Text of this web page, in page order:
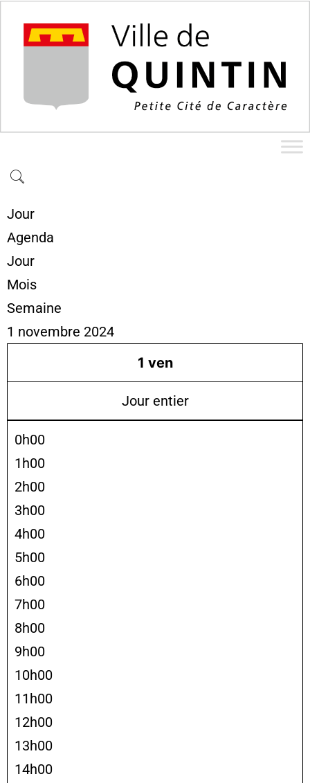
Jour
Agenda
Jour
Mois
Semaine
1 novembre 2024
1 ven
Jour entier
0h00
1h00
2h00
3h00
4h00
5h00
6h00
7h00
8h00
9h00
10h00
11h00
12h00
13h00
14h00